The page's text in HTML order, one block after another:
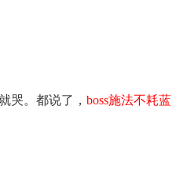
哭。都说了， boss施法不耗蓝